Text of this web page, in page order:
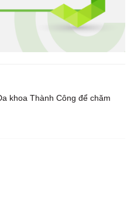
khoa Thành Công để chăm